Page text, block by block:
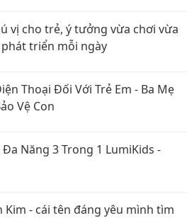
vị cho trẻ, ý tưởng vừa chơi vừa
triển mỗi ngày
Thoại Đối Với Trẻ Em - Ba Mẹ
Vệ Con
Năng 3 Trong 1 LumiKids -
Kim - cái tên đáng yêu mình tìm